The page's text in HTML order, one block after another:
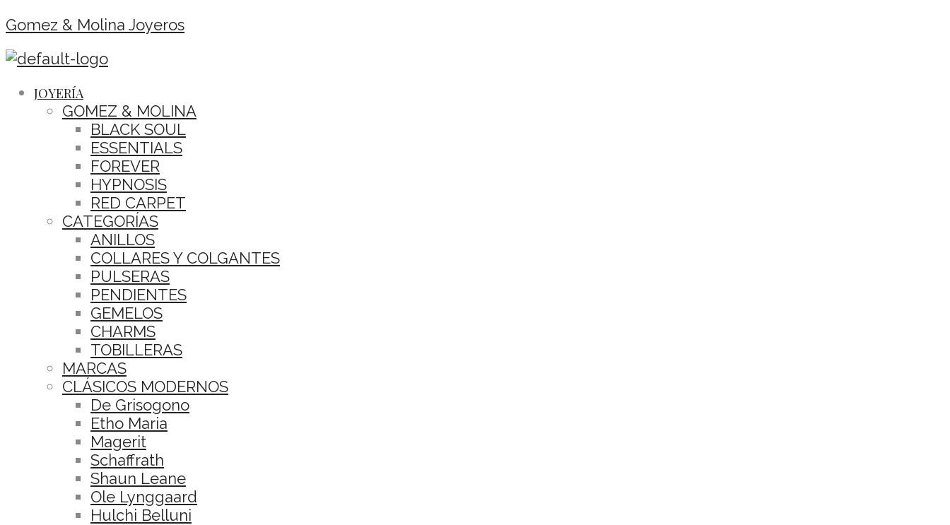
Gomez & Molina Joyeros
JOYERÍA
GOMEZ & MOLINA
BLACK SOUL
ESSENTIALS
FOREVER
HYPNOSIS
RED CARPET
CATEGORÍAS
ANILLOS
COLLARES Y COLGANTES
PULSERAS
PENDIENTES
GEMELOS
CHARMS
TOBILLERAS
MARCAS
CLÁSICOS MODERNOS
De Grisogono
Etho Maria
Magerit
Schaffrath
Shaun Leane
Ole Lynggaard
Hulchi Belluni